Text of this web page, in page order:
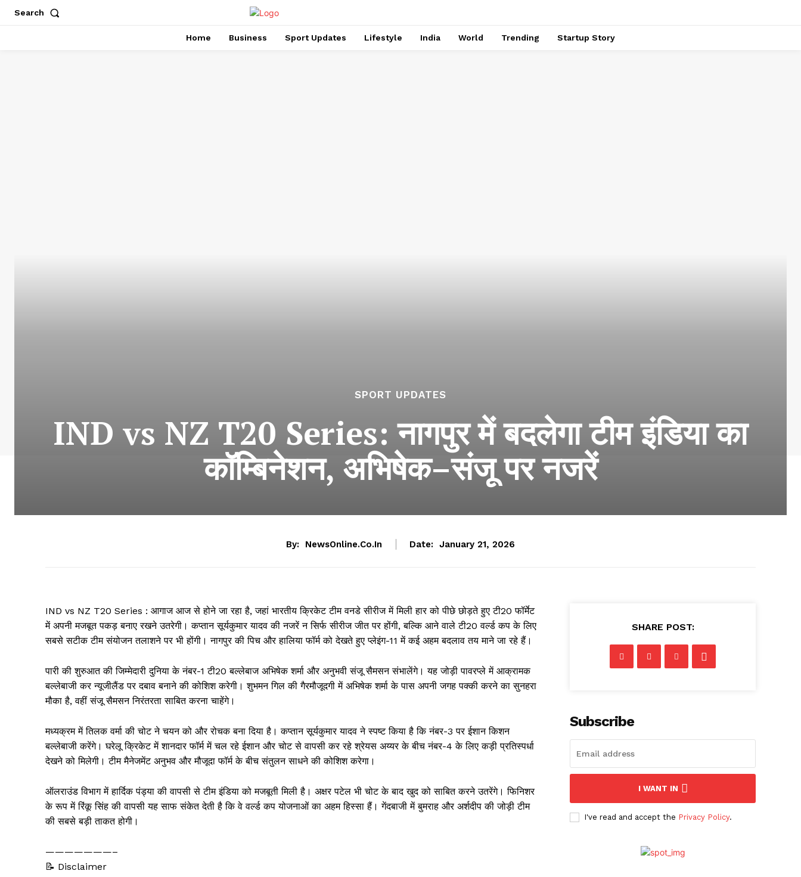
Search
Home Business Sport Updates Lifestyle India World Trending Startup Story
SPORT UPDATES
IND vs NZ T20 Series: नागपुर में बदलेगा टीम इंडिया का
कॉम्बिनेशन, अभिषेक–संजू पर नजरें
By: NewsOnline.co.in Date: January 21, 2026
IND vs NZ T20 Series : आगाज आज से होने जा रहा है, जहां भारतीय क्रिकेट टीम वनडे सीरीज में मिली हार को पीछे छोड़ते हुए टी20 फॉर्मेट
में अपनी मजबूत पकड़ बनाए रखने उतरेगी। कप्तान सूर्यकुमार यादव की नजरें न सिर्फ सीरीज जीत पर होंगी, बल्कि आने वाले टी20 वर्ल्ड कप के लिए
सबसे सटीक टीम संयोजन तलाशने पर भी होंगी। नागपुर की पिच और हालिया फॉर्म को देखते हुए प्लेइंग-11 में कई अहम बदलाव तय माने जा रहे हैं।
पारी की शुरुआत की जिम्मेदारी दुनिया के नंबर-1 टी20 बल्लेबाज अभिषेक शर्मा और अनुभवी संजू सैमसन संभालेंगे। यह जोड़ी पावरप्ले में आक्रामक
बल्लेबाजी कर न्यूजीलैंड पर दबाव बनाने की कोशिश करेगी। शुभमन गिल की गैरमौजूदगी में अभिषेक शर्मा के पास अपनी जगह पक्की करने का सुनहरा
मौका है, वहीं संजू सैमसन निरंतरता साबित करना चाहेंगे।
मध्यक्रम में तिलक वर्मा की चोट ने चयन को और रोचक बना दिया है। कप्तान सूर्यकुमार यादव ने स्पष्ट किया है कि नंबर-3 पर ईशान किशन
बल्लेबाजी करेंगे। घरेलू क्रिकेट में शानदार फॉर्म में चल रहे ईशान और चोट से वापसी कर रहे श्रेयस अय्यर के बीच नंबर-4 के लिए कड़ी प्रतिस्पर्धा
देखने को मिलेगी। टीम मैनेजमेंट अनुभव और मौजूदा फॉर्म के बीच संतुलन साधने की कोशिश करेगा।
ऑलराउंड विभाग में हार्दिक पंड्या की वापसी से टीम इंडिया को मजबूती मिली है। अक्षर पटेल भी चोट के बाद खुद को साबित करने उतरेंगे। फिनिशर
के रूप में रिंकू सिंह की वापसी यह साफ संकेत देती है कि वे वर्ल्ड कप योजनाओं का अहम हिस्सा हैं। गेंदबाजी में बुमराह और अर्शदीप की जोड़ी टीम
की सबसे बड़ी ताकत होगी।
———————–
📝 Disclaimer
SHARE POST:
Subscribe
I WANT IN
I've read and accept the Privacy Policy.